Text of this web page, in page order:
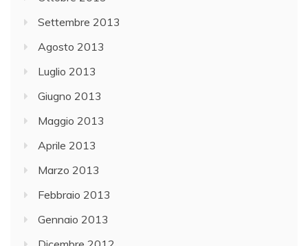
Settembre 2013
Agosto 2013
Luglio 2013
Giugno 2013
Maggio 2013
Aprile 2013
Marzo 2013
Febbraio 2013
Gennaio 2013